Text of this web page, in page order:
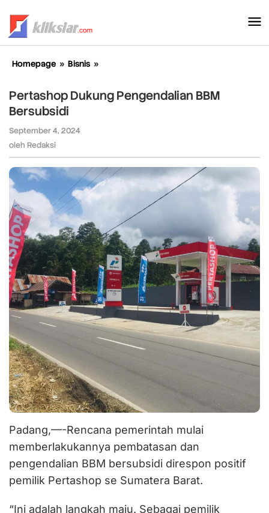
konten
Homepage » Bisnis »
Pengendalian
BBM
Pertashop Dukung Pengendalian BBM
Bersubsidi
September 4, 2024
oleh Redaksi
Padang,—-Rencana pemerintah mulai
memberlakukannya pembatasan dan
pengendalian BBM bersubsidi direspon positif
pemilik Pertashop se Sumatera Barat.
“Ini adalah langkah maju. Sebagai pemilik